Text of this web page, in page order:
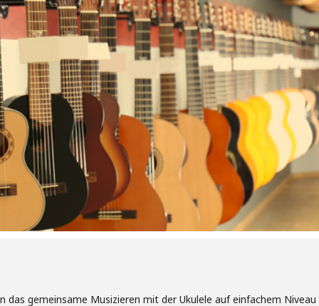
das gemeinsame Musizieren mit der Ukulele auf einfachem Niveau